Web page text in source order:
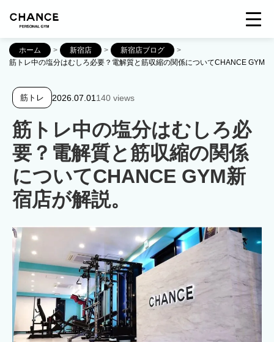
ホーム > 新宿店 > 新宿店ブログ
>
筋トレ中の塩分はむしろ必要？電解質と筋収縮の関係についてCHANCE GYM
筋トレ 2026.07.01 140 views
筋トレ中の塩分はむしろ必
要？電解質と筋収縮の関係
についてCHANCE GYM新
宿店が解説。